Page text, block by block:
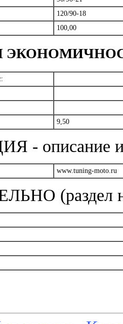
120/90-18
100,00
9,50
описание и
www.tuning-moto.ru
(раздел